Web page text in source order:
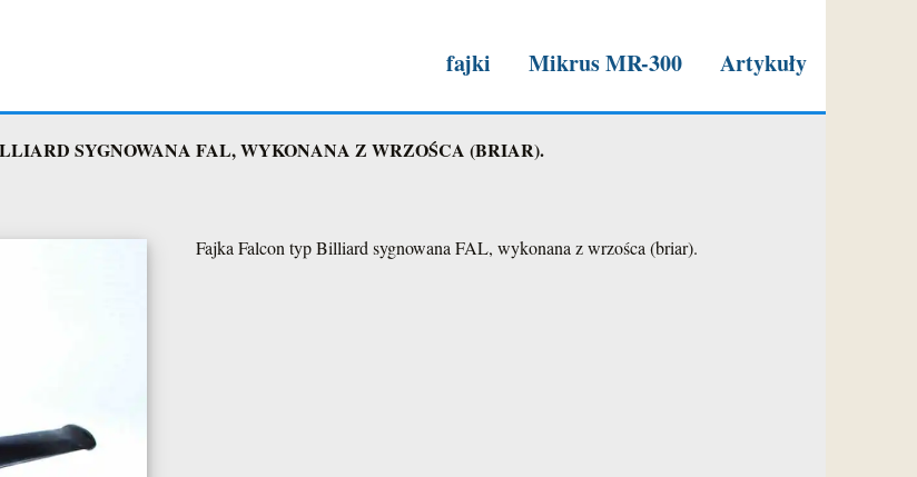
fajki Mikrus MR-300 Artykuły
Mikrus "Mister Rajdu Mielec-Konin 1977r."
Mikrus stuknęło 60lat
SYGNOWANA FAL, WYKONANA Z WRZOŚCA (BRIAR).
Fajka Falcon typ Billiard sygnowana FAL, wykonana z wrzośca (briar).